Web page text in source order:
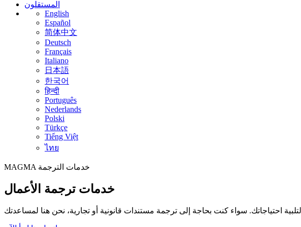
المستقلون
English
Español
简体中文
Deutsch
Français
Italiano
日本語
한국어
हिन्दी
Português
Nederlands
Polski
Türkçe
Tiếng Việt
ไทย
MAGMA خدمات الترجمة
خدمات ترجمة الأعمال